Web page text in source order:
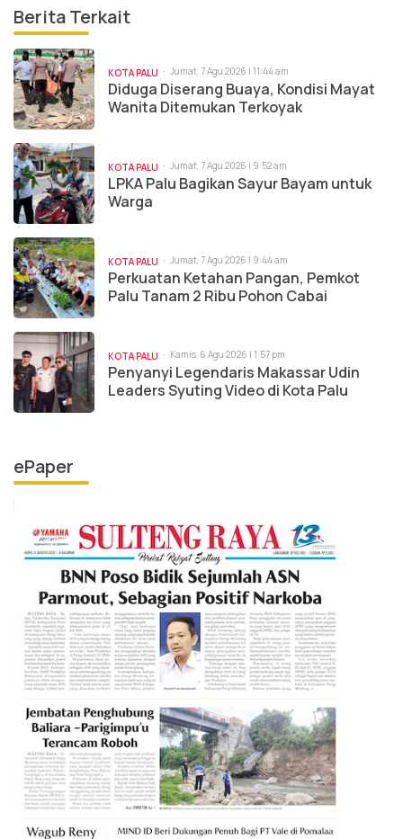
Berita Terkait
KOTA PALU Jumat, 7 Agu 2026 | 11:44 am
Diduga Diserang Buaya, Kondisi Mayat
Wanita Ditemukan Terkoyak
KOTA PALU Jumat, 7 Agu 2026 | 9:52 am
LPKA Palu Bagikan Sayur Bayam untuk
Warga
KOTA PALU Jumat, 7 Agu 2026 | 9:44 am
Perkuatan Ketahan Pangan, Pemkot
Palu Tanam 2 Ribu Pohon Cabai
KOTA PALU Kamis, 6 Agu 2026 | 1:57 pm
Penyanyi Legendaris Makassar Udin
Leaders Syuting Video di Kota Palu
ePaper